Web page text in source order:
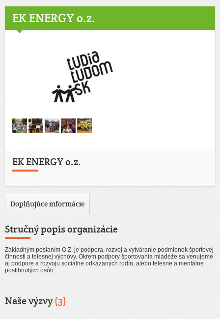
EK ENERGY o.z.
EK ENERGY o.z.
Doplňujúce informácie
Stručný popis organizácie
Základným poslaním O.Z. je podpora, rozvoj a vytváranie podmienok športovej
činnosti a telesnej výchovy. Okrem podpory športovania mládeže sa venujeme
aj podpore a rozvoju sociálne odkázaných rodín, alebo telesne a mentálne
postihnutých osôb.
Naše výzvy(3)